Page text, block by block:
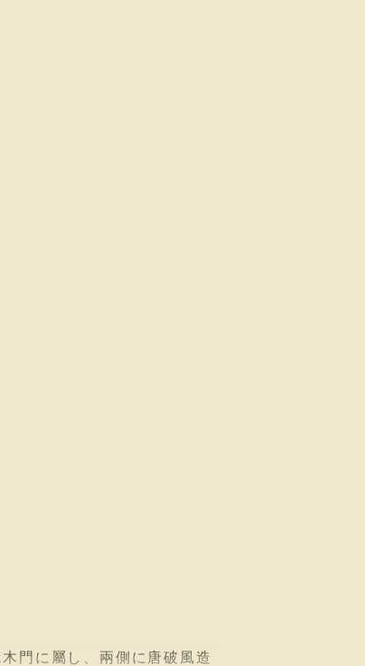
門に屬し、兩側に唐破風造